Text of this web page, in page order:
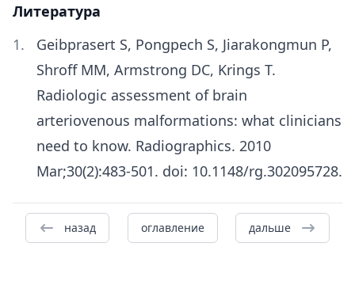
Литература
Geibprasert S, Pongpech S, Jiarakongmun P,
Shroff MM, Armstrong DC, Krings T.
Radiologic assessment of brain
arteriovenous malformations: what clinicians
need to know. Radiographics. 2010
Mar;30(2):483-501. doi: 10.1148/rg.302095728.
назад оглавление дальше